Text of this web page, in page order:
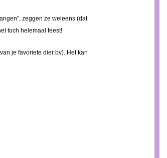
zeggen ze weleens (dat
toch helemaal feest!
je favoriete dier bv). Het kan